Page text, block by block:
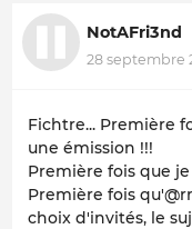
NotAFri3nd
28 septembre
Fichtre... Première
une émission !!!
Première fois que
Première fois
choix d'invités, le